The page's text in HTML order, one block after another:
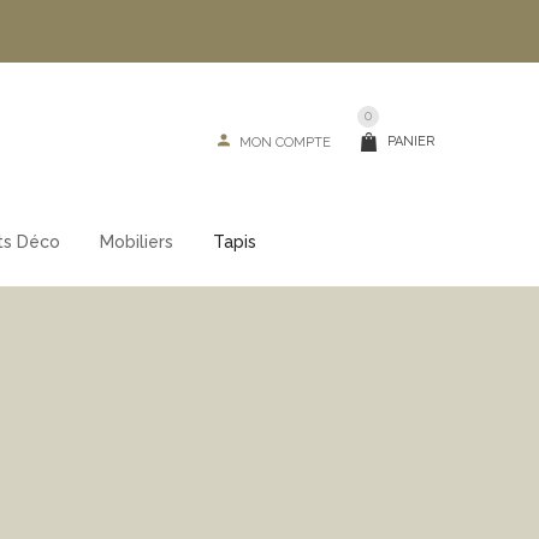
MON COMPTE
0
PANIER
Déco Mobiliers Tapis